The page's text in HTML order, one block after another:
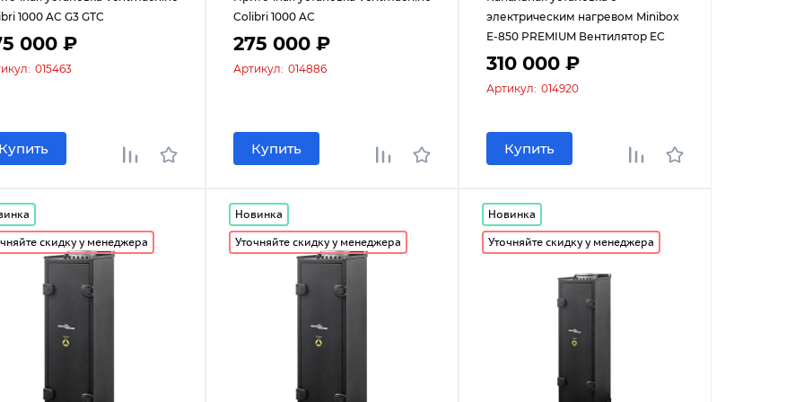
1000 AC G3 GTC
000 ₽
015463
Купить
Colibri 1000 AC
275 000 ₽
Артикул: 014886
Купить
электрическим нагревом Minibox
Е-850 PREMIUM Вентилятор EC
310 000 ₽
Артикул: 014920
Купить
скидку у менеджера
Новинка
Уточняйте скидку у менеджера
Новинка
Уточняйте скидку у менеджера